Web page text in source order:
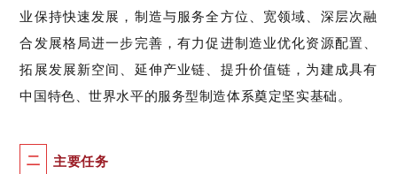
业保持快速发展， 制造与服务全方位、宽领域、深层次融
合发展格局进一步完善，有力促进制造业优化资源配置、
拓展发展新空间、延伸产业链、提升价值链， 为建成具有
中国特色、世界水平的服务型制造体系奠定坚实基础。
二 主要任务